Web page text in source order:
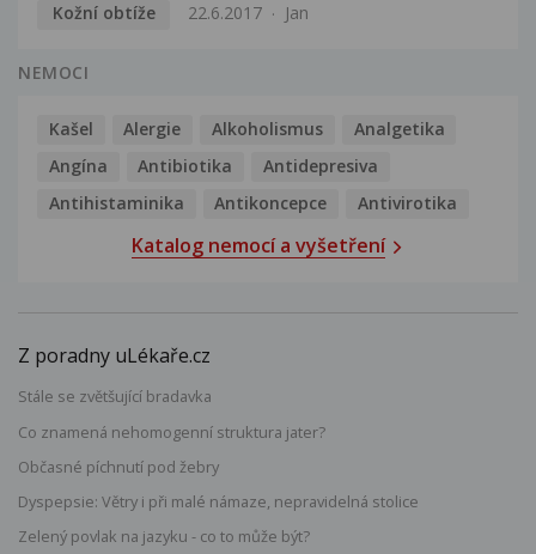
Kožní obtíže
22.6.2017 Jan
NEMOCI
Kašel Alergie Alkoholismus
Analgetika
Angína
Antibiotika
Antidepresiva
Antihistaminika
Antikoncepce Antivirotika
Katalog nemocí a vyšetření
Z poradny uLékaře.cz
Stále se zvětšující bradavka
Co znamená nehomogenní struktura jater?
Občasné píchnutí pod žebry
Dyspepsie: Větry i při malé námaze, nepravidelná stolice
Zelený povlak na jazyku - co to může být?